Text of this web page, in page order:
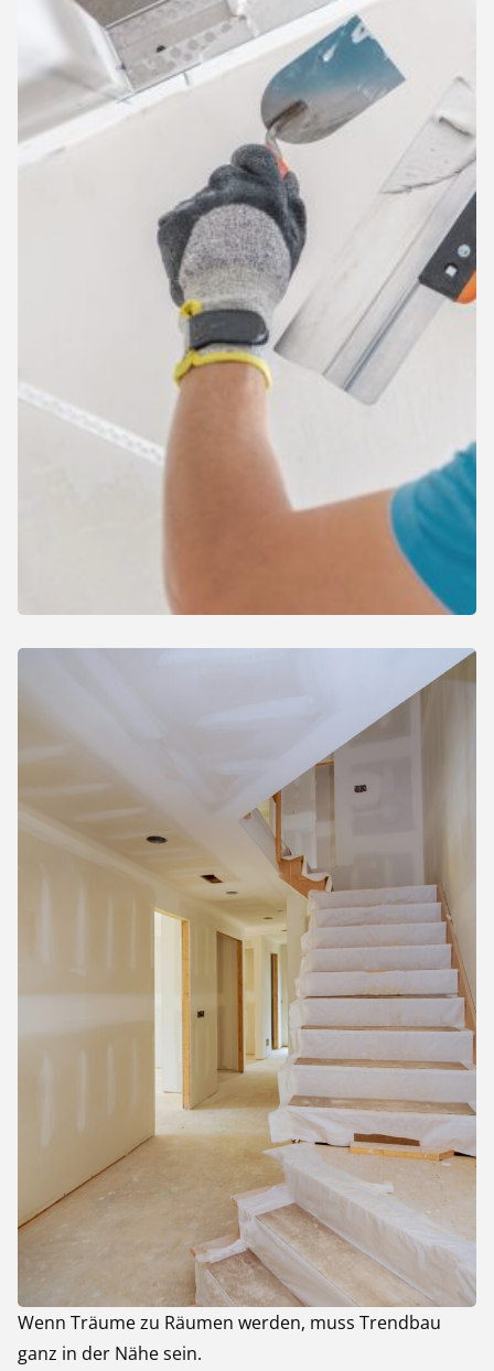
Wenn Träume zu Räumen werden, muss Trendbau
ganz in der Nähe sein.